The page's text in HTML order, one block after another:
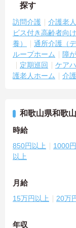
探す
訪問介護 介護老
ビス付き高齢者向
養）
通所介護（
ループホーム
障
定期巡回
ケア
護老人ホーム
介
和歌山県和歌
時給
850円以上 1000
以上
月給
15万円以上 20万
年収